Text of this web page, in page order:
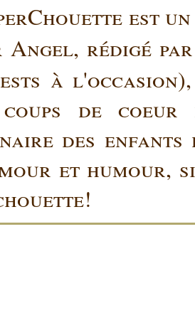
est
Angel, rédigé
à
de
des
et humour,